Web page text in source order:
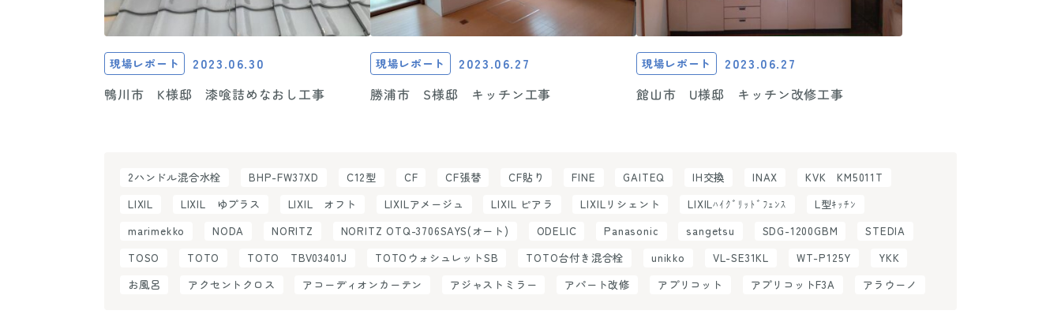
現場レポート 2023.06.30
鴨川市 K様邸 漆喰詰めなおし工事
現場レポート 2023.06.27
勝浦市 S様邸 キッチン工事
現場レポート 2023.06.27
館山市 U様邸 キッチン改修工事
2ハンドル混合水栓 BHP-FW37XD C12型 CF CF張替 CF貼り FINE GAITEQ IH交換 INAX
KVK KM5011T
LIXIL
LIXIL ゆプラス LIXIL オフト LIXILアメージュ LIXIL ピアラ LIXILリシェント LIXILﾊｲｸﾞﾘｯﾄﾞﾌｪﾝｽ
L型ｷｯﾁﾝ
marimekko
NODA NORITZ NORITZ OTQ-3706SAYS(オート) ODELIC Panasonic sangetsu SDG-1200GBM
STEDIA
TOSO
TOTO TOTO TBV03401J TOTOウォシュレットSB TOTO台付き混合栓 unikko VL-SE31KL WT-P125Y
YKK
お風呂
アクセントクロス アコーディオンカーテン アジャストミラー アパート改修 アプリコット アプリコットF3A アラウーノ